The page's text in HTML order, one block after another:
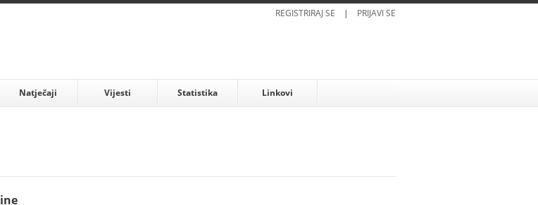
REGISTRIRAJ SE | PRIJAVI SE
Natječaji Vijesti Statistika Linkovi